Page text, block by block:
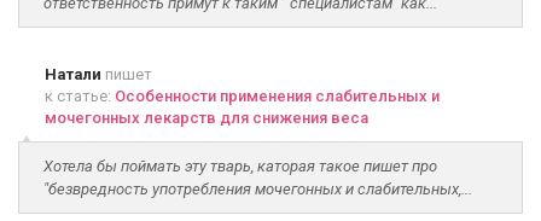
Натали пишет
к статье: Особенности применения слабительных и
мочегонных лекарств для снижения веса
Хотела бы поймать эту тварь, каторая такое пишет про
"безвредность употребления мочегонных и слабительных,...